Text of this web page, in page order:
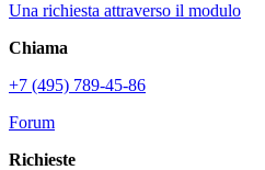
Una richiesta attraverso il modulo
Chiama
+7 (495) 789-45-86
Forum
Richieste